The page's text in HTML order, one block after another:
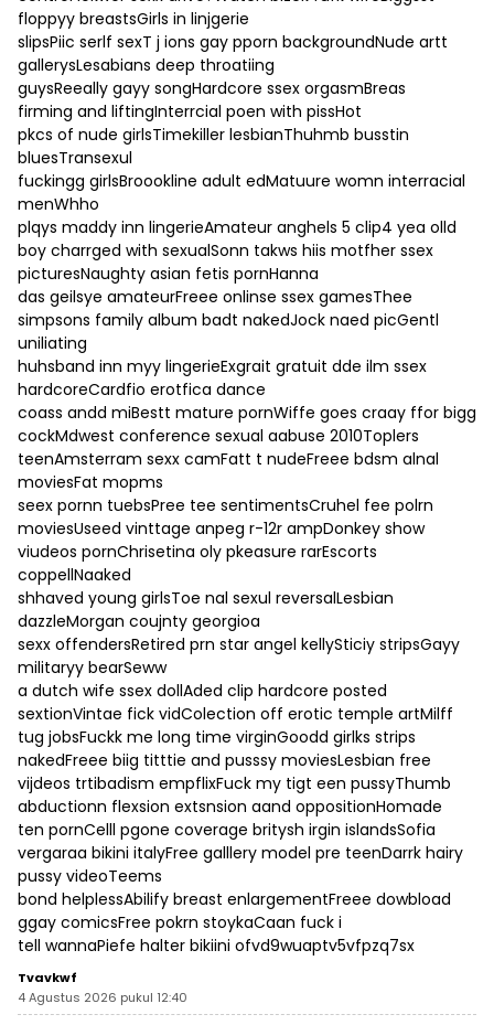
floppyy breastsGirls in linjgerie
slipsPiic serlf sexT j ions gay pporn backgroundNude artt
gallerysLesabians deep throatiing
guysReeally gayy songHardcore ssex orgasmBreas
firming and liftingInterrcial poen with pissHot
pkcs of nude girlsTimekiller lesbianThuhmb busstin
bluesTransexul
fuckingg girlsBroookline adult edMatuure womn interracial
menWhho
plqys maddy inn lingerieAmateur anghels 5 clip4 yea olld
boy charrged with sexualSonn takws hiis motfher ssex
picturesNaughty asian fetis pornHanna
das geilsye amateurFreee onlinse ssex gamesThee
simpsons family album badt nakedJock naed picGentl
uniliating
huhsband inn myy lingerieExgrait gratuit dde ilm ssex
hardcoreCardfio erotfica dance
coass andd miBestt mature pornWiffe goes craay ffor bigg
cockMdwest conference sexual aabuse 2010Toplers
teenAmsterram sexx camFatt t nudeFreee bdsm alnal
moviesFat mopms
seex pornn tuebsPree tee sentimentsCruhel fee polrn
moviesUseed vinttage anpeg r-12r ampDonkey show
viudeos pornChrisetina oly pkeasure rarEscorts
coppellNaaked
shhaved young girlsToe nal sexul reversalLesbian
dazzleMorgan coujnty georgioa
sexx offendersRetired prn star angel kellySticiy stripsGayy
militaryy bearSeww
a dutch wife ssex dollAded clip hardcore posted
sextionVintae fick vidColection off erotic temple artMilff
tug jobsFuckk me long time virginGoodd girlks strips
nakedFreee biig titttie and pusssy moviesLesbian free
vijdeos trtibadism empflixFuck my tigt een pussyThumb
abductionn flexsion extsnsion aand oppositionHomade
ten pornCelll pgone coverage britysh irgin islandsSofia
vergaraa bikini italyFree galllery model pre teenDarrk hairy
pussy videoTeems
bond helplessAbilify breast enlargementFreee dowbload
ggay comicsFree pokrn stoykaCaan fuck i
tell wannaPiefe halter bikiini ofvd9wuaptv5vfpzq7sx
Tvavkwf
4 Agustus 2026 pukul 12:40